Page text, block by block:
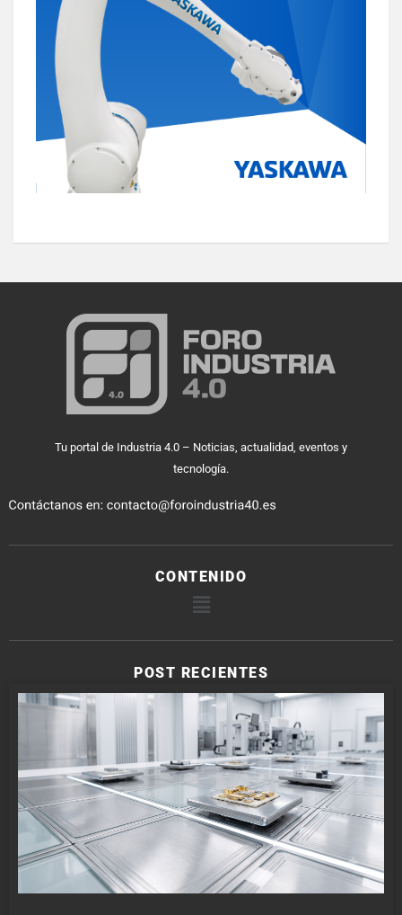
Tu portal de Industria 4.0 – Noticias, actualidad, eventos y
tecnología.
CONTENIDO
POST RECIENTES